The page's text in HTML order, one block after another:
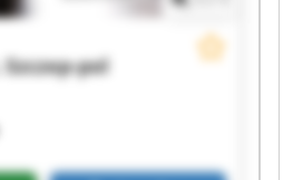
Szczep-pol